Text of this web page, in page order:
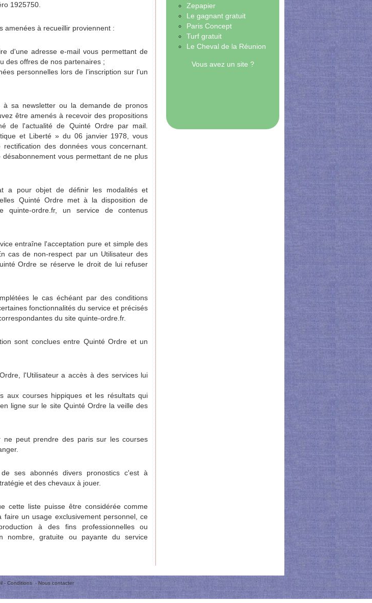
1925750.
amenées à recueillir proviennent :
d'une adresse e-mail vous permettant de
des offres de nos partenaires ;
personnelles lors de l’inscription sur l’un
à sa newsletter ou la demande de pronos
être amenés à recevoir des propositions
de l'actualité de Quinté Ordre par mail.
et Liberté » du 06 janvier 1978, vous
des données vous concernant.
vous permettant de ne plus
a pour objet de définir les modalités et
Quinté Ordre met à la disposition de
quinte-ordre.fr, un service de contenus
entraîne l'acceptation pure et simple des
cas de non-respect par un Utilisateur des
Ordre se réserve le droit de lui refuser
le cas échéant par des conditions
fonctionnalités du service et précisés
du site quinte-ordre.fr.
sont conclues entre Quinté Ordre et un
l'Utilisateur a accès à des services lui
aux courses hippiques et les résultats qui
ligne sur le site Quinté Ordre la veille des
ne peut prendre des paris sur les courses
ses abonnés divers pronostics c'est à
et des chevaux à jouer.
cette liste puisse être considérée comme
faire un usage exclusivement personnel, ce
à des fins professionnelles ou
nombre, gratuite ou payante du service
Zepapier
Le gagnant gratuit
Paris Concept
Turf gratuit
Le Cheval de la Réunion
Vous avez un site ?
- Conditions-Nous contacter